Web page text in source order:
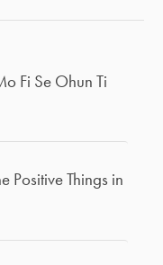
Fi Se Ohun Ti
Positive Things in